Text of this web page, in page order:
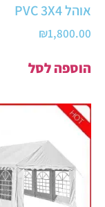
אוהל PVC 3X4
₪1,800.00
הוספה לסל